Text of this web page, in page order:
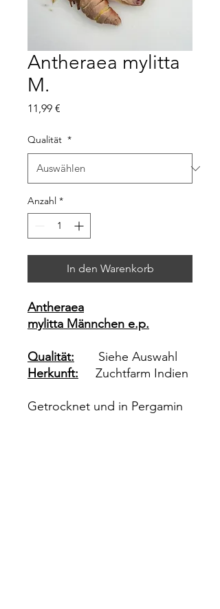
Antheraea mylitta
M.
11,99 €
Qualität *
Anzahl *
In den Warenkorb
Antheraea
mylitta Männchen e.p.
Qualität: Siehe Auswahl
Herkunft: Zuchtfarm Indien
Getrocknet und in Pergamin